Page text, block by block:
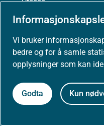
Vi bruker
bedre og for å samle
opplysninger som kan
Godta Kun
Presse
Om nettstedet